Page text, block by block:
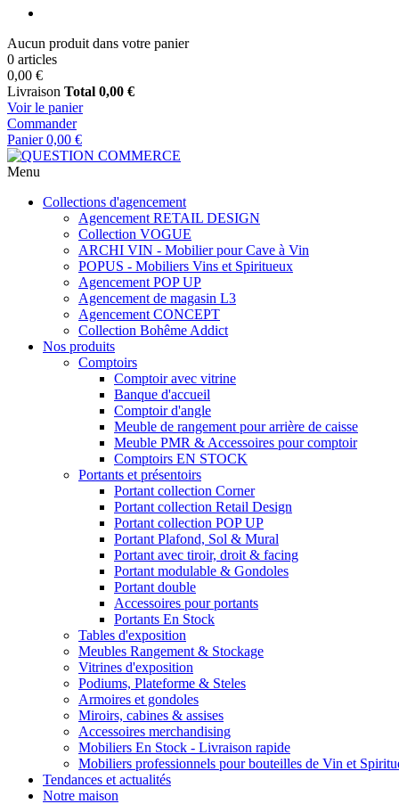
Aucun produit dans votre panier
0 articles
0,00 €
Livraison Total 0,00 €
Voir le panier
Commander
Panier 0,00 €
Menu
Collections d'agencement
Agencement RETAIL DESIGN
Collection VOGUE
ARCHI VIN - Mobilier pour Cave à Vin
POPUS - Mobiliers Vins et Spiritueux
Agencement POP UP
Agencement de magasin L3
Agencement CONCEPT
Collection Bohême Addict
Nos produits
Comptoirs
Comptoir avec vitrine
Banque d'accueil
Comptoir d'angle
Meuble de rangement pour arrière de caisse
Meuble PMR & Accessoires pour comptoir
Comptoirs EN STOCK
Portants et présentoirs
Portant collection Corner
Portant collection Retail Design
Portant collection POP UP
Portant Plafond, Sol & Mural
Portant avec tiroir, droit & facing
Portant modulable & Gondoles
Portant double
Accessoires pour portants
Portants En Stock
Tables d'exposition
Meubles Rangement & Stockage
Vitrines d'exposition
Podiums, Plateforme & Steles
Armoires et gondoles
Miroirs, cabines & assises
Accessoires merchandising
Mobiliers En Stock - Livraison rapide
Mobiliers professionnels pour bouteilles de Vin et
Tendances et actualités
Notre maison